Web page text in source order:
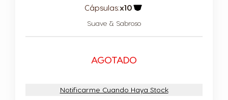
Cápsulas:x10
Suave & Sabroso
AGOTADO
Notificarme Cuando Haya Stock